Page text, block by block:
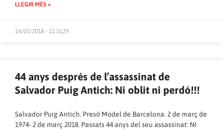
LLEGIR MÉS »
14/03/2018 - 11:31:29
44 anys després de l’assassinat de
Salvador Puig Antich: Ni oblit ni perdó!!!
Salvador Puig Antich. Presó Model de Barcelona. 2 de març de
1974- 2 de març 2018. Passats 44 anys del seu assassinat: NI